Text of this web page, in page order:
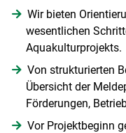
Wir bieten
wesentlichen
Aquakulturprojekts.
Von strukturierten
Übersicht der
Förderungen,
Vor Projektbeginn